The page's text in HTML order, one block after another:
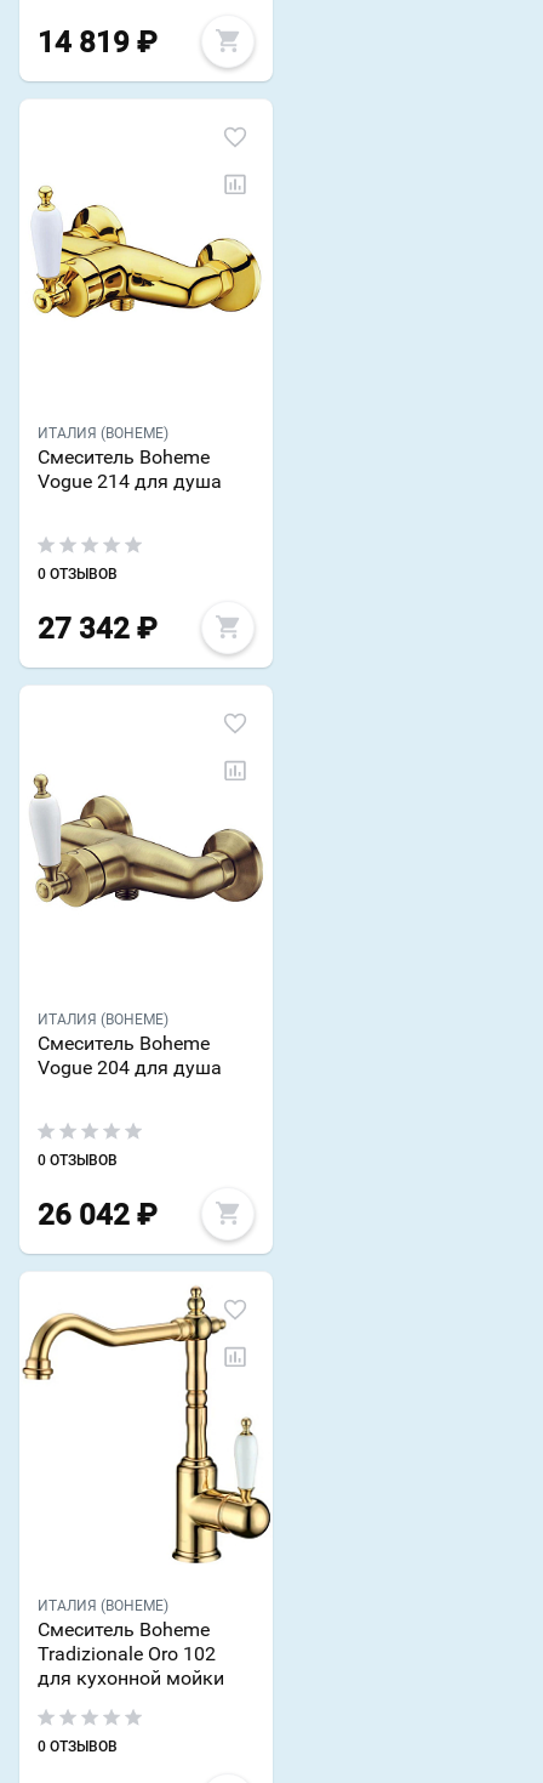
14 819 ₽
ИТАЛИЯ (BOHEME)
Смеситель Boheme
Vogue 214 для душа
0 ОТЗЫВОВ
27 342 ₽
ИТАЛИЯ (BOHEME)
Смеситель Boheme
Vogue 204 для душа
0 ОТЗЫВОВ
26 042 ₽
ИТАЛИЯ (BOHEME)
Смеситель Boheme
Tradizionale Oro 102
для кухонной мойки
0 ОТЗЫВОВ